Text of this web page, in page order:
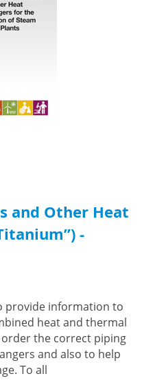
and Other Heat
-
provide information to
heat and thermal
the correct piping
and also to help
To all